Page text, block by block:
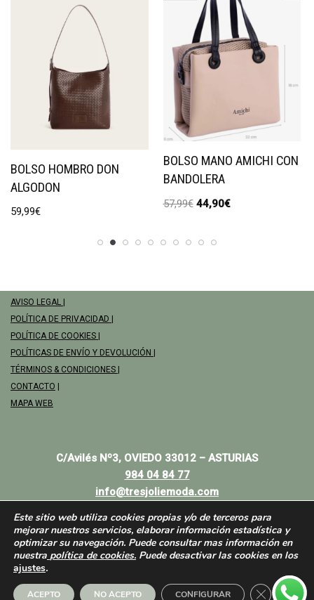
BOLSO HOMBRO DON
ALGODON
59,99€
BOLSO MANO AMICHI CON
BANDOLERA
57,99€ 44,90€
AVISO LEGAL
POLÍTICA DE PRIVACIDAD
POLÍTICA DE COOKIES
POLÍTICAS DE ENVÍO Y DEVOLUCIÓN
TÉRMINOS & CONDICIONES
CONTACTO
MAPA WEB
C/Avilés Nº3, OVIEDO 33012 – ASTURIAS
984 04 84 77
info@tresjoliemoda.com
Este sitio web utiliza cookies propias y/o de terceros para
mejorar nuestros servicios, elaborar información estadística y
optimizar su navegación. Puede consultar mas información en
nuestra política de cookies. Puede desactivar las cookies en los
ajustes.
ACEPTO NO ACEPTO CONFIGURAR Cerrar el